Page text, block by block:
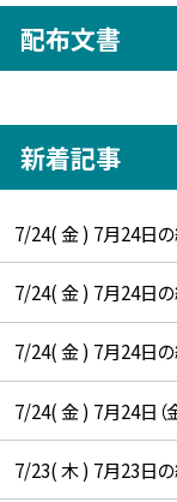
配布文書
新着記事
7/24( 金 ) 7月24日の
7/24( 金 ) 7月24日の
7/24( 金 ) 7月24日の
7/24( 金 ) 7月24日（
7/23( 木 ) 7月23日の